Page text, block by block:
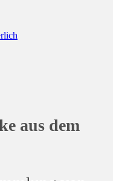
dem